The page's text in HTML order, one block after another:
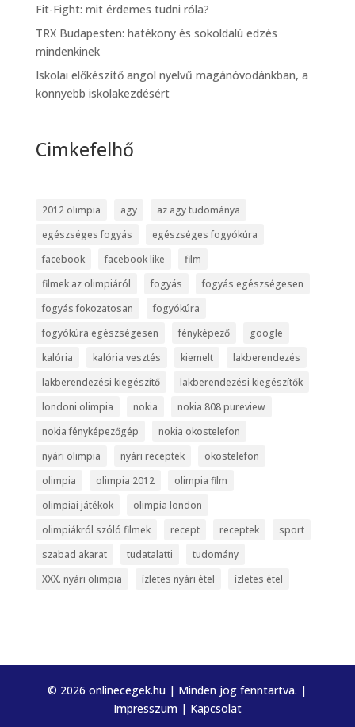
Fit-Fight: mit érdemes tudni róla?
TRX Budapesten: hatékony és sokoldalú edzés
mindenkinek
Iskolai előkészítő angol nyelvű magánóvodánkban, a
könnyebb iskolakezdésért
Cimkefelhő
2012 olimpia agy
az agy tudománya
egészséges fogyás
egészséges fogyókúra
facebook
facebook like
film
filmek az olimpiáról
fogyás
fogyás egészségesen
fogyás fokozatosan
fogyókúra
fogyókúra egészségesen
fényképező
google
kalória
kalória vesztés kiemelt
lakberendezés
lakberendezési kiegészítő
lakberendezési kiegészítők
londoni olimpia
nokia
nokia 808 pureview
nokia fényképezőgép
nokia okostelefon
nyári olimpia
nyári receptek
okostelefon
olimpia
olimpia 2012
olimpia film
olimpiai játékok
olimpia london
olimpiákról szóló filmek
recept receptek
sport
szabad akarat
tudatalatti
tudomány
XXX. nyári olimpia
ízletes nyári étel ízletes étel
© 2026 onlinecegek.hu | Minden jog fenntartva. |
Impresszum| Kapcsolat